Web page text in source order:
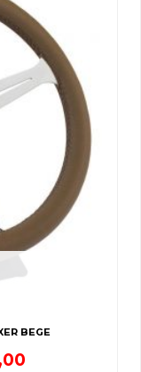
BEGE
atual
é:
R$600,00.